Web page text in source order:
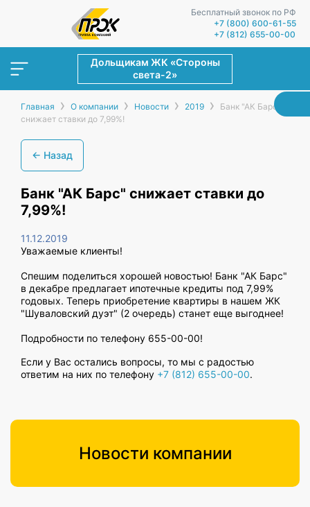
Бесплатный звонок по РФ
+7 (800) 600-61-55
+7 (812) 655-00-00
Дольщикам ЖК «Стороны
света-2»
Главная › О компании › Новости › 2019 ›
Банк "АК Барс"
снижает ставки до 7,99%!
← Назад
Банк "АК Барс" снижает ставки до
7,99%!
11.12.2019
Уважаемые клиенты!
Спешим поделиться хорошей новостью! Банк "АК Барс"
в декабре предлагает ипотечные кредиты под 7,99%
годовых. Теперь приобретение квартиры в нашем ЖК
"Шуваловский дуэт" (2 очередь) станет еще выгоднее!
Подробности по телефону 655-00-00!
Если у Вас остались вопросы, то мы с радостью
ответим на них по телефону +7 (812) 655-00-00.
Новости компании